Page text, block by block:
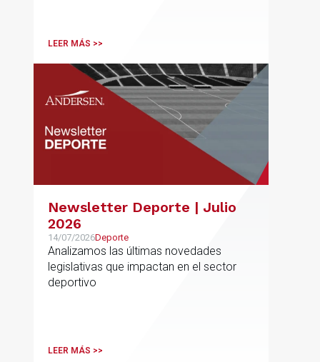
LEER MÁS >>
Newsletter Deporte | Julio
2026
14/07/2026Deporte
Analizamos las últimas novedades
legislativas que impactan en el sector
deportivo
LEER MÁS >>